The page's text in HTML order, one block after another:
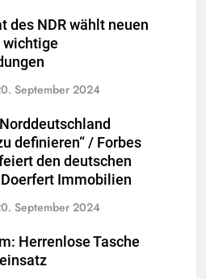
des NDR wählt neuen
September 2024
definieren“ / Forbes
den deutschen
Immobilien
September 2024
Herrenlose Tasche